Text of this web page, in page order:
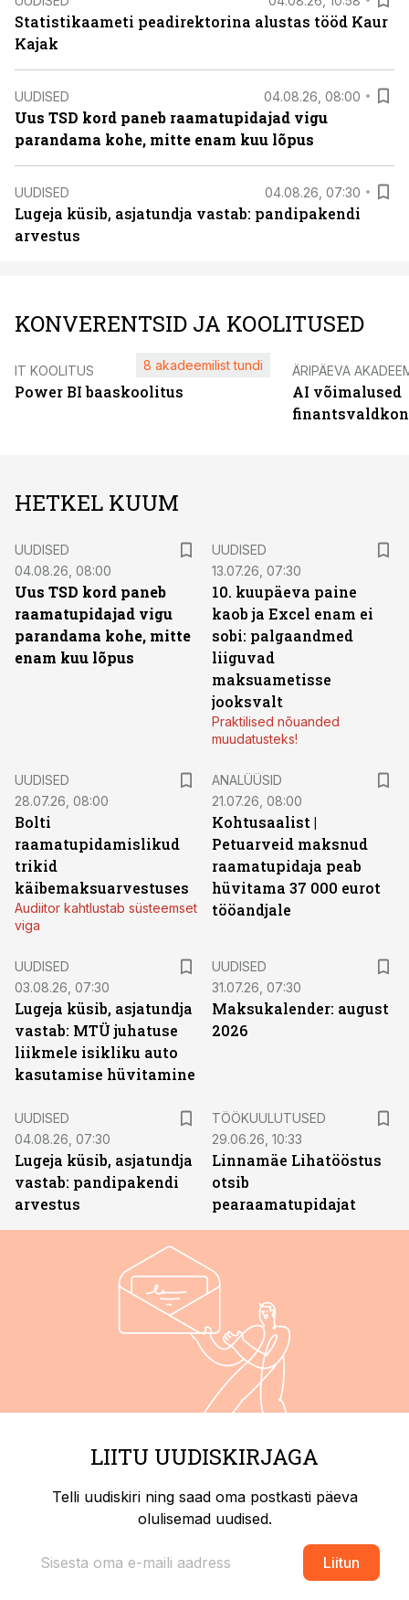
Statistikaameti peadirektorina alustas tööd Kaur
Kajak
UUDISED 04.08.26, 08:00
Uus TSD kord paneb raamatupidajad vigu
parandama kohe, mitte enam kuu lõpus
UUDISED 04.08.26, 07:30
Lugeja küsib, asjatundja vastab: pandipakendi
arvestus
KONVERENTSID JA KOOLITUSED
IT KOOLITUS
Power BI baaskoolitus
8 akadeemilist tundi ÄRIPÄEVA
AI võimalused
HETKEL KUUM
UUDISED
04.08.26, 08:00
Uus TSD kord paneb
raamatupidajad vigu
parandama kohe, mitte
enam kuu lõpus
UUDISED
13.07.26, 07:30
10. kuupäeva paine
kaob ja Excel enam ei
sobi: palgaandmed
liiguvad
maksuametisse
jooksvalt
Praktilised nõuanded
muudatusteks!
UUDISED
28.07.26, 08:00
Bolti
raamatupidamislikud
trikid
käibemaksuarvestuses
Audiitor kahtlustab süsteemset
viga
ANALÜÜSID
21.07.26, 08:00
Kohtusaalist |
Petuarveid maksnud
raamatupidaja peab
hüvitama 37 000 eurot
tööandjale
UUDISED
03.08.26, 07:30
Lugeja küsib, asjatundja
vastab: MTÜ juhatuse
liikmele isikliku auto
kasutamise hüvitamine
UUDISED
31.07.26, 07:30
Maksukalender: august
2026
UUDISED
04.08.26, 07:30
Lugeja küsib, asjatundja
vastab: pandipakendi
arvestus
TÖÖKUULUTUSED
29.06.26, 10:33
Linnamäe Lihatööstus
otsib
pearaamatupidajat
LIITU UUDISKIRJAGA
Telli uudiskiri ning saad oma postkasti päeva
olulisemad uudised.
Liitun